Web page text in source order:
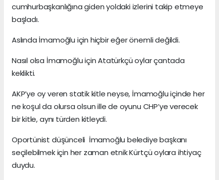
cumhurbaşkanlığına giden yoldaki izlerini takip etmeye
başladı.
Aslında İmamoğlu için hiçbir eğer önemli değildi.
Nasıl olsa İmamoğlu için Atatürkçü oylar çantada
keklikti.
AKP’ye oy veren statik kitle neyse, İmamoğlu içinde her
ne koşul da olursa olsun ille de oyunu CHP’ye verecek
bir kitle, aynı türden kitleydi.
Oportünist düşünceli İmamoğlu belediye başkanı
seçilebilmek için her zaman etnik Kürtçü oylara ihtiyaç
duydu.